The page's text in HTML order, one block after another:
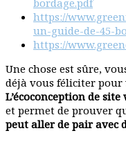
https://
un-guide-de-45-
https://
Une chose est sûre,
déjà vous féli­citer pour
L’écoconception de
et permet de prouver
peut aller de pair avec